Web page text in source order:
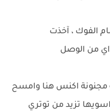
الفوك ، آخذت
من الوصل
مجنونة اكنس هنا وامسح
تزيد من توتري